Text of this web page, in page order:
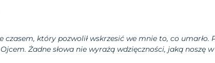
czasem, który pozwolił wskrzesić we mnie to, co umarło.
Żadne słowa nie wyrażą wdzięczności, jaką noszę